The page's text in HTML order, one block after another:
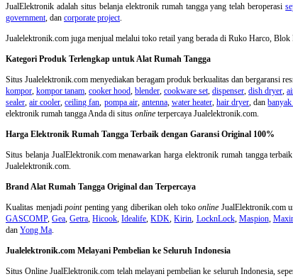
JualElektronik adalah situs belanja elektronik rumah tanggayang telah beroperasi
government , dan corporate project
Jualelektronik.com juga menjual melalui toko retail yang berada di Ruko Harco,
Kategori Produk Terlengkap untuk Alat Rumah Tangga
Situs Jualelektronik.com menyediakan beragam produk berkualitas dan bergaransi
kompor kompor tanam cooker hood blender cookware set dispenser dish dryer
sealer ,air cooler ,ceiling fan pompa air, antenna, water heater,hair dryer , dan
elektronik rumah tangga Anda di situs online terpercaya Jualelektronik.com.
Harga Elektronik Rumah Tangga Terbaik dengan Garansi Original 100%
Situs belanjaJualElektronik.com menawarkan harga elektronik rumah tangga
Jualelektronik.com.
Brand Alat Rumah Tangga Original dan Terpercaya
Kualitas menjadi pointpenting yang diberikan oleh toko online JualElektronik.com
GASCOMP,Gea ,Getra ,Hicook ,Idealife ,KDK ,Kirin LocknLock, Maspion,
dan Yong Ma
Jualelektronik.com Melayani Pembelian ke Seluruh Indonesia
Situs Online JualElektronik.com telah melayani pembelian ke seluruh Indonesia,